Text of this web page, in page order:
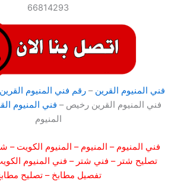
66814293
فني المنيوم القرين – رقم فني المنيوم القرين
فني المنيوم القرين رخيص – فني المنيوم
المنيوم
فني المنيوم – المنيوم – المنيوم الكويت –
تصليح شتر – فني شتر – فني المنيوم
تفصيل مطابخ –تصليح